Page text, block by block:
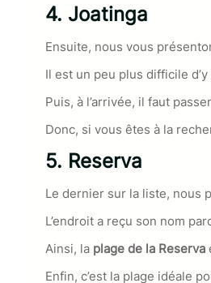
4. Joatinga
Ensuite, nous vous
Il est un peu plus difficile
Puis, à l’arrivée, il faut
Donc, si vous êtes à la
5. Reserva
Le dernier sur la liste, nous
L’endroit a reçu son nom
Ainsi, la plage de la Reserva
Enfin, c’est la plage idéale